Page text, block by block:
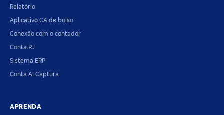
Relatório
Aplicativo CA de bolso
Conexão com o contador
Conta PJ
Sistema ERP
Conta AI Captura
APRENDA